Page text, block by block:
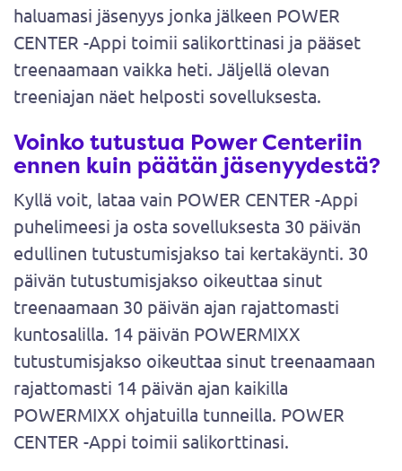
haluamasi jäsenyys jonka jälkeen POWER
CENTER -Appi toimii salikorttinasi ja pääset
treenaamaan vaikka heti. Jäljellä olevan
treeniajan näet helposti sovelluksesta.
Voinko tutustua Power Centeriin
ennen kuin päätän jäsenyydestä?
Kyllä voit, lataa vain POWER CENTER -Appi
puhelimeesi ja osta sovelluksesta 30 päivän
edullinen tutustumisjakso tai kertakäynti. 30
päivän tutustumisjakso oikeuttaa sinut
treenaamaan 30 päivän ajan rajattomasti
kuntosalilla. 14 päivän POWERMIXX
tutustumisjakso oikeuttaa sinut treenaamaan
rajattomasti 14 päivän ajan kaikilla
POWERMIXX ohjatuilla tunneilla. POWER
CENTER -Appi toimii salikorttinasi.